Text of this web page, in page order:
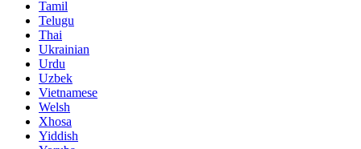
Tamil
Telugu
Thai
Ukrainian
Urdu
Uzbek
Vietnamese
Welsh
Xhosa
Yiddish